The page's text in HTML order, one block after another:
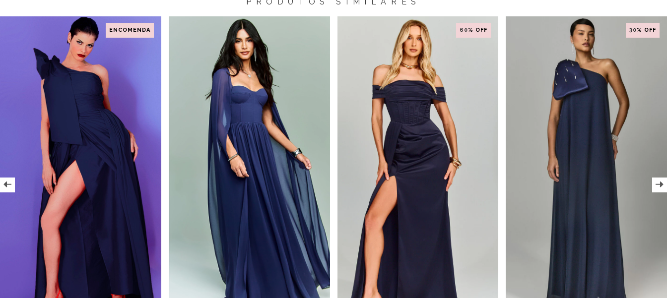
PRODUTOS SIMILARES
ENCOMENDA 60% OFF 30% OFF